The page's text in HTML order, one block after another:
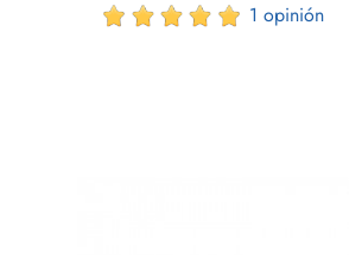
1 opinión